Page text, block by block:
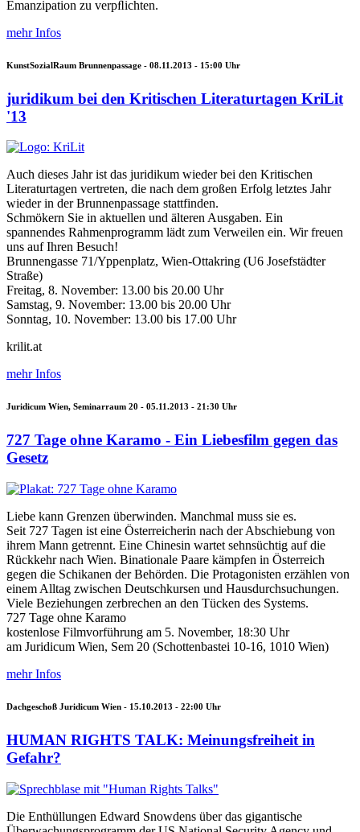
Emanzipation zu verpﬂichten.
mehr Infos
KunstSozialRaum Brunnenpassage - 08.11.2013 - 15:00 Uhr
juridikum bei den Kritischen Literaturtagen KriLit
'13
Auch dieses Jahr ist das juridikum wieder bei den Kritischen
Literaturtagen vertreten, die nach dem großen Erfolg letztes Jahr
wieder in der Brunnenpassage stattfinden.
Schmökern Sie in aktuellen und älteren Ausgaben. Ein
spannendes Rahmenprogramm lädt zum Verweilen ein. Wir freuen
uns auf Ihren Besuch!
Brunnengasse 71/Yppenplatz, Wien-Ottakring (U6 Josefstädter
Straße)
Freitag, 8. November: 13.00 bis 20.00 Uhr
Samstag, 9. November: 13.00 bis 20.00 Uhr
Sonntag, 10. November: 13.00 bis 17.00 Uhr
krilit.at
mehr Infos
Juridicum Wien, Seminarraum 20 - 05.11.2013 - 21:30 Uhr
727 Tage ohne Karamo - Ein Liebesfilm gegen das
Gesetz
Liebe kann Grenzen überwinden. Manchmal muss sie es.
Seit 727 Tagen ist eine Österreicherin nach der Abschiebung von
ihrem Mann getrennt. Eine Chinesin wartet sehnsüchtig auf die
Rückkehr nach Wien. Binationale Paare kämpfen in Österreich
gegen die Schikanen der Behörden. Die Protagonisten erzählen von
einem Alltag zwischen Deutschkursen und Hausdurchsuchungen.
Viele Beziehungen zerbrechen an den Tücken des Systems.
727 Tage ohne Karamo
kostenlose Filmvorführung am 5. November, 18:30 Uhr
am Juridicum Wien, Sem 20 (Schottenbastei 10-16, 1010 Wien)
mehr Infos
Dachgeschoß Juridicum Wien - 15.10.2013 - 22:00 Uhr
HUMAN RIGHTS TALK: Meinungsfreiheit in
Gefahr?
Die Enthüllungen Edward Snowdens über das gigantische